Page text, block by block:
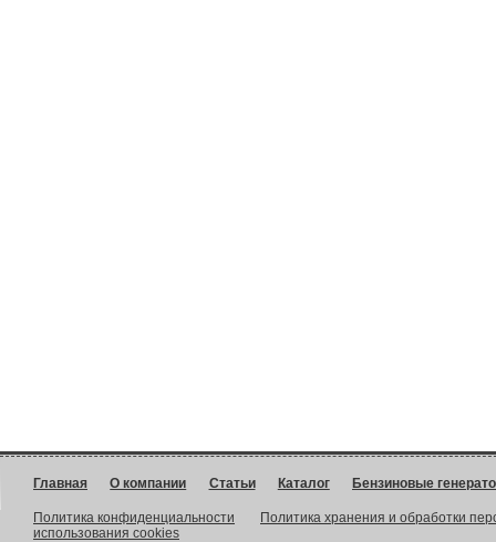
Главная О компании Статьи Каталог Бензиновые
Политика конфиденциальности
Политика хранения и обработки
использования cookies